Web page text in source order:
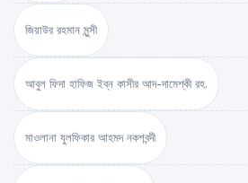
জিয়াউর রহমান মুন্সী
আবুল ফিদা হাফিজ ইব্‌ন কাসীর আদ-দামেশ্‌কী রহ.
মাওলানা যুলফিকার আহমদ নকশবন্দী